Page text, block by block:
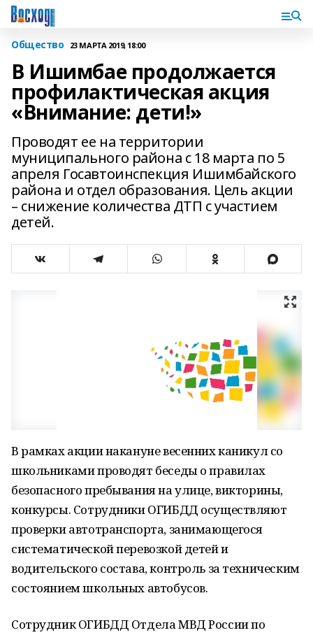
Общество 23 МАРТА 2019, 18:00
В Ишимбае продолжается
профилактическая акция
«Внимание: дети!»
Проводят ее на территории
муниципального района с 18 марта по 5
апреля Госавтоинспекция Ишимбайского
района и отдел образования. Цель акции
– снижение количества ДТП с участием
детей.
В рамках акции накануне весенних каникул со
школьниками проводят беседы о правилах
безопасного пребывания на улице, викторины,
конкурсы. Сотрудники ОГИБДД осуществляют
проверки автотранспорта, занимающегося
систематической перевозкой детей и
водительского состава, контроль за техническим
состоянием школьных автобусов.
Сотрудник ОГИБДД Отдела МВД России по